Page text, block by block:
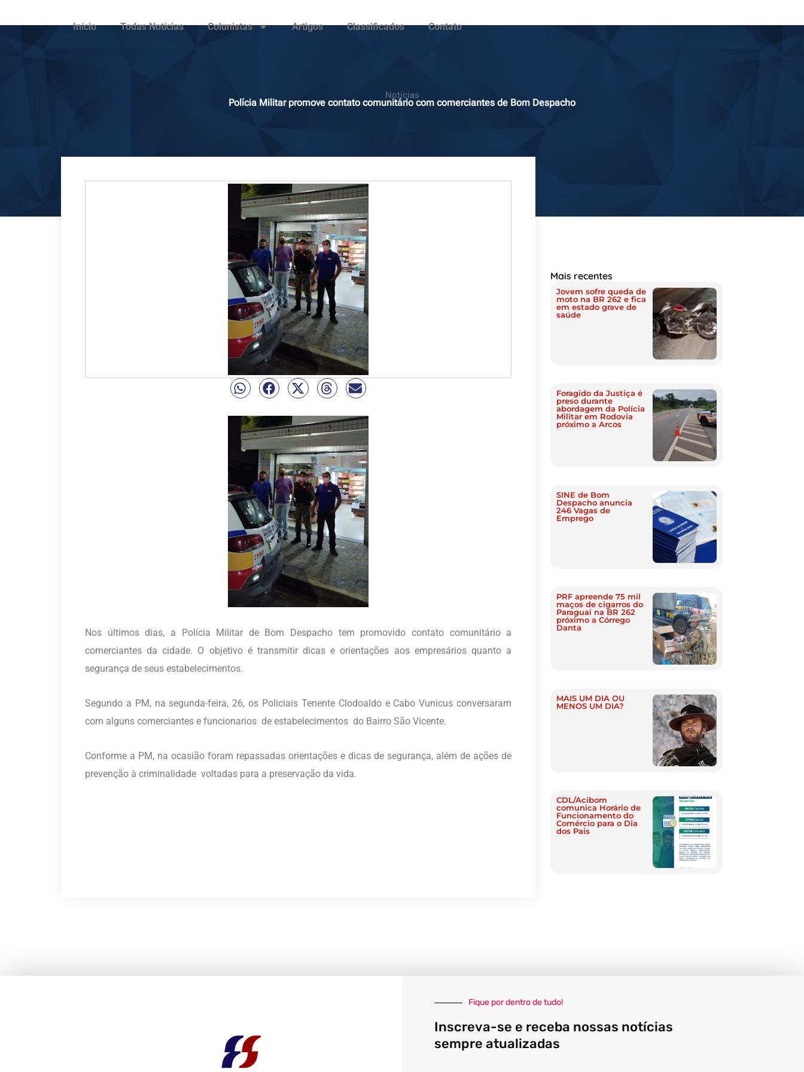
Início Todas Notícias Colunistas Artigos Classificados Contato
Notícias
Polícia Militar promove contato comunitário com comerciantes de Bom Despacho
Nos últimos dias, a Polícia Militar de Bom Despacho tem promovido contato comunitário a
comerciantes da cidade. O objetivo é transmitir dicas e orientações aos empresários quanto a
segurança de seus estabelecimentos.
Segundo a PM, na segunda-feira, 26, os Policiais Tenente Clodoaldo e Cabo Vunicus conversaram
com alguns comerciantes e funcionarios de estabelecimentos do Bairro São Vicente.
Conforme a PM, na ocasião foram repassadas orientações e dicas de segurança, além de ações de
prevenção à criminalidade voltadas para a preservação da vida.
Mais recentes
Jovem sofre queda de
moto na BR 262 e fica
em estado grave de
saúde
Foragido da Justiça é
preso durante
abordagem da Polícia
Militar em Rodovia
próximo a Arcos
SINE de Bom
Despacho anuncia
246 Vagas de
Emprego
PRF apreende 75 mil
maços de cigarros do
Paraguai na BR 262
próximo a Córrego
Danta
MAIS UM DIA OU
MENOS UM DIA?
CDL/Acibom
comunica Horário de
Funcionamento do
Comércio para o Dia
dos Pais
Fique por dentro de tudo!
Inscreva-se e receba nossas notícias
sempre atualizadas